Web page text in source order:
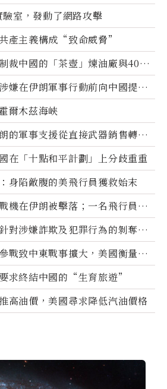
室，發動了網路攻擊
產主義構成“致命威脅”
裁中國的「茶壺」煉油廠與40家
嫌在伊朗軍事行動前向中國提供
衛星影像
爾木茲海峽
的軍事支援從直接武器銷售轉向
讓
在「十點和平計劃」上分歧重重
身陷敵腹的美飛行員獲救始末
機在伊朗被擊落；一名飛行員失
對涉嫌詐欺及犯罪行為的剝奪公
戰致中東戰事擴大，美國衡量地
能性
求終結中國的“生育旅遊”
高油價，美國尋求降低汽油價格